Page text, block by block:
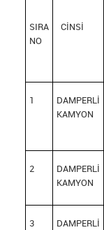
SIRA
NO
CİNSİ
1
DAMPERLİ
KAMYON
2
DAMPERLİ
KAMYON
3
DAMPERLİ